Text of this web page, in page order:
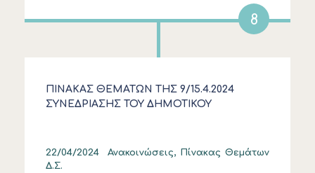
8
ΠΙΝΑΚΑΣ ΘΕΜΑΤΩΝ ΤΗΣ 9/15.4.2024
ΣΥΝΕΔΡΙΑΣΗΣ ΤΟΥ ΔΗΜΟΤΙΚΟΥ
22/04/2024 Ανακοινώσεις, Πίνακας Θεμάτων
Δ.Σ.